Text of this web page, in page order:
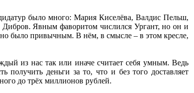
было много: Мария Киселёва, Валдис Пельш,
Явным фаворитом числился Ургант, но он и
было привычным. В нём, в смысле – в этом кресле,
из нас так или иначе считает себя умным. Ведь
получить деньги за то, что и без того доставляет
до трёх миллионов рублей.